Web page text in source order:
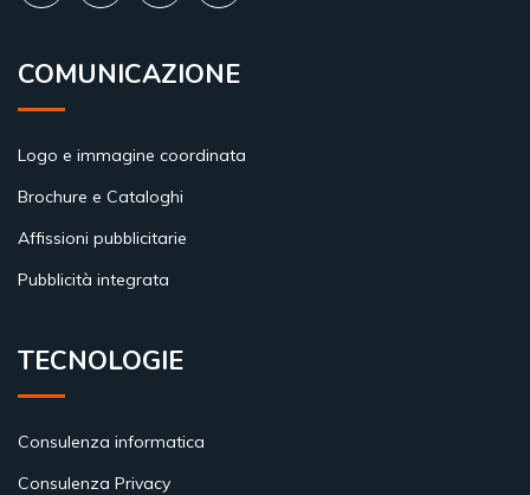
COMUNICAZIONE
Logo e immagine coordinata
Brochure e Cataloghi
Affissioni pubblicitarie
Pubblicità integrata
TECNOLOGIE
Consulenza informatica
Consulenza Privacy